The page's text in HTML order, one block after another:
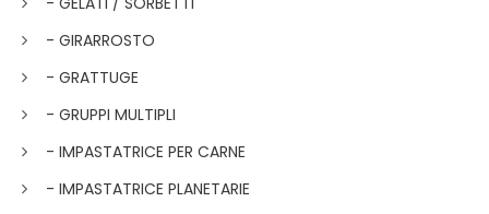
- GIRARROSTO
- GRATTUGE
- GRUPPI MULTIPLI
- IMPASTATRICE PER CARNE
- IMPASTATRICE PLANETARIE